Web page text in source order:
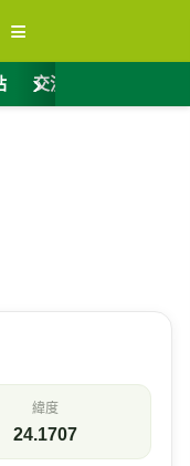
≡
交流道資訊
›
緯度
24.1707